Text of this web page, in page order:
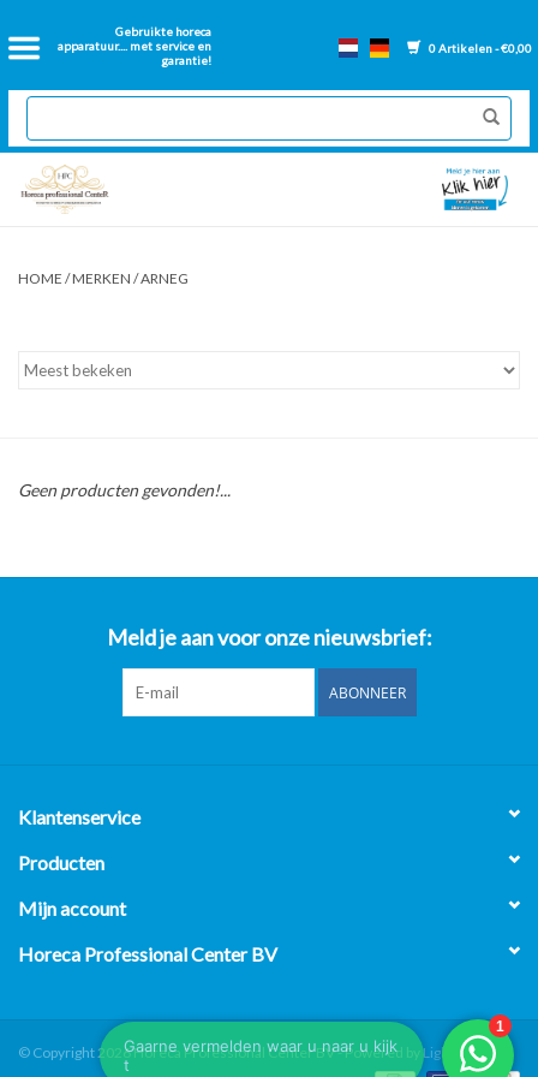
Gebruikte horeca
apparatuur.... met service en
garantie!
0 Artikelen - €0,00
Home
2dehands Horeca
Nieuwe apparatuur
Onderdelen bakwanden
Over ons
HOME /MERKEN /ARNEG
Geen producten gevonden!...
Meld je aan voor onze nieuwsbrief:
ABONNEER
Klantenservice
Producten
Mijn account
Horeca Professional Center BV
© Copyright 2026 Horeca Professional Center BV - Powered byLightspeed